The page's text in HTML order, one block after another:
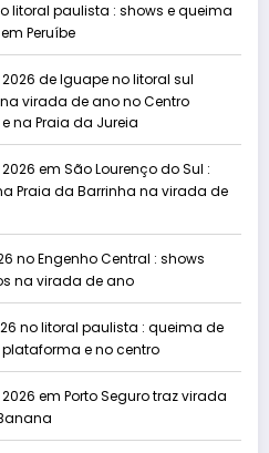
litoral paulista : shows e queima
Peruíbe
de Iguape no litoral sul
virada de ano no Centro
na Praia da Jureia
em São Lourenço do Sul :
Praia da Barrinha na virada de
no Engenho Central : shows
na virada de ano
no litoral paulista : queima de
e no centro
em Porto Seguro traz virada